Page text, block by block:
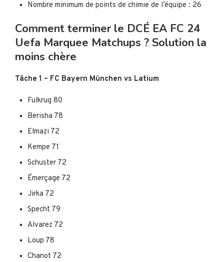
Nombre minimum de points de chimie de l’équipe : 26
Comment terminer le DCÉ EA FC 24
Uefa Marquee Matchups ? Solution la
moins chère
Tâche 1 – FC Bayern München vs Latium
Fulkrug 80
Berisha 78
Elmazi 72
Kempe 71
Schuster 72
Émerçage 72
Jirka 72
Specht 79
Alvarez 72
Loup 78
Chanot 72